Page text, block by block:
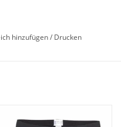
Klassisch geschnitten
Fil a Fil Gewebe
versehen. Die
der softweiche Novila
besonders bequem und
hinzufügen/ Drucken